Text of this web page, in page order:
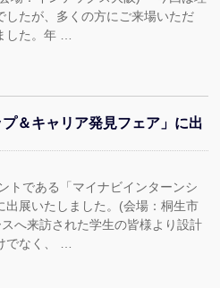
したが、多くの方にご来場いただ
した。年 …
プ＆キャリア発見フェア」に出
トである「マイナビインターンシ
出展いたしました。(会場：桐生市
へ来訪された学生の皆様より設計
でなく、 …